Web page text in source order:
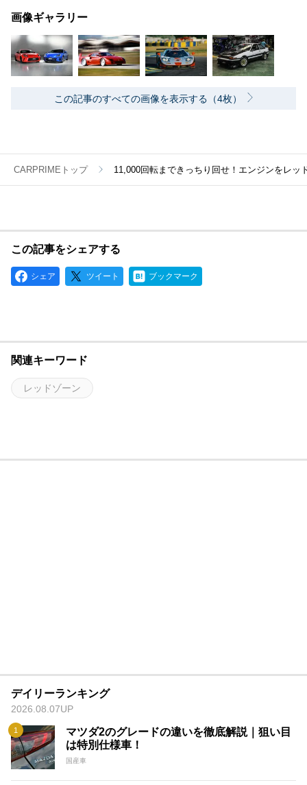
画像ギャラリー
この記事のすべての画像を表示する（4枚）
CARPRIMEトップ 11,000回転まできっちり回せ！エンジンをレ
この記事をシェアする
シェア ツイート ブックマーク
関連キーワード
レッドゾーン
デイリーランキング
2026.08.07UP
マツダ2のグレードの違いを徹底解説｜狙い目
は特別仕様車！
国産車